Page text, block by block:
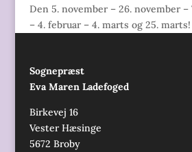
Den 5. november – 26. november –
– 4. februar – 4. marts og 25. marts!
Sognepræst
Eva Maren Ladefoged
Birkevej 16
Vester Hæsinge
5672 Broby